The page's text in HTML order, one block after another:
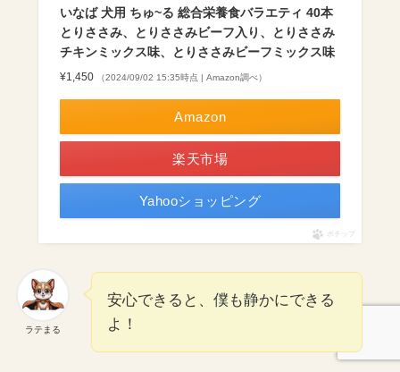
いなば 犬用 ちゅ~る 総合栄養食バラエティ 40本
とりささみ、とりささみビーフ入り、とりささみ
チキンミックス味、とりささみビーフミックス味
¥1,450 （2024/09/02 15:35時点 | Amazon調べ）
Amazon
楽天市場
Yahooショッピング
ポチップ
ラテまる
安心できると、僕も静かにできる
よ！